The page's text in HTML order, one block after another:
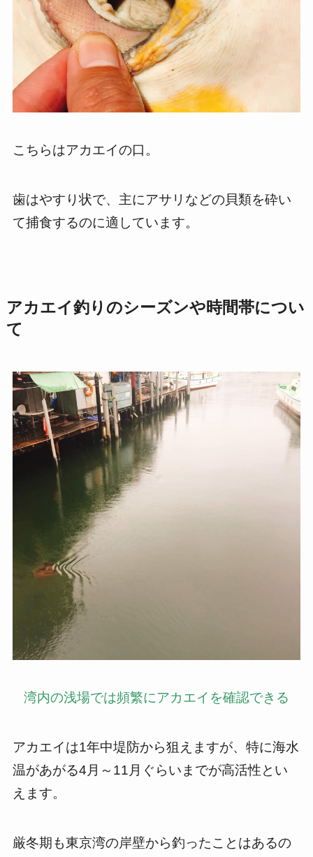
こちらはアカエイの口。
歯はやすり状で、主にアサリなどの貝類を砕い
て捕食するのに適しています。
アカエイ釣りのシーズンや時間帯につい
て
湾内の浅場では頻繁にアカエイを確認できる
アカエイは1年中堤防から狙えますが、特に海水
温があがる4月～11月ぐらいまでが高活性とい
えます。
厳冬期も東京湾の岸壁から釣ったことはあるの